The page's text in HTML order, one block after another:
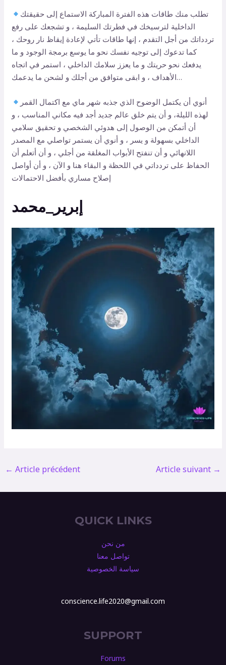
تطلب منك طاقات هذه الفترة المباركة الاستماع إلى حقيقتك
الداخلية لترسيخك في فطرتك السليمة ، و تشجعك على رفع
تردداتك من أجل التقدم ، إنها طاقات تأتي لإعادة إيقاظ نار روحك ،
كما تدعوك إلى توجيه نفسك نحو ما يوسع برمجة الوجود و ما
يدفعك نحو حريتك و ما يعزز سلامك الداخلي ، استمر في اتجاه
الأهداف ، و ابقى متوافق من أجلك و لشحن ما يدعمك…
أنوي أن يكتمل الوضوح الذي جذبه شهر ماي مع اكتمال القمر
لهذه الليلة، و أن يتم خلق عالم جديد أجد فيه مكاني المناسب ، و
أن أتمكن من الوصول إلى هدوئي الشخصي و تحقيق سلامي
الداخلي بسهولة و يسر ، و أنوي أن يستمر تواصلي مع المصدر
اللانهائي و أن تنفتح الأبواب المغلقة من أجلي ، و أن أتعلم أن
الحفاظ على تردداتي في اللحظة و البقاء هنا و الآن ، و أن أواصل
إصلاح مساري بأفضل الاحتمالات
إبرير_محمد
← Article précédent Article suivant →
QUICK LINKS
من نحن
تواصل معنا
سياسة الخصوصية
conscience.life2020@gmail.com
SUPPORT
Forums